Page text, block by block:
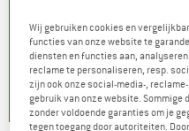
€ 1.199,95 Verlaagde
€ 839,97
0,0(0)
Wij gebruiken cookies en
functies van onze website te
diensten en functies aan,
reclame te personaliseren, resp.
zijn ook onze social-media-,
gebruik van onze website. Sommige
zonder voldoende garanties om je
tegen toegang door autoriteiten.